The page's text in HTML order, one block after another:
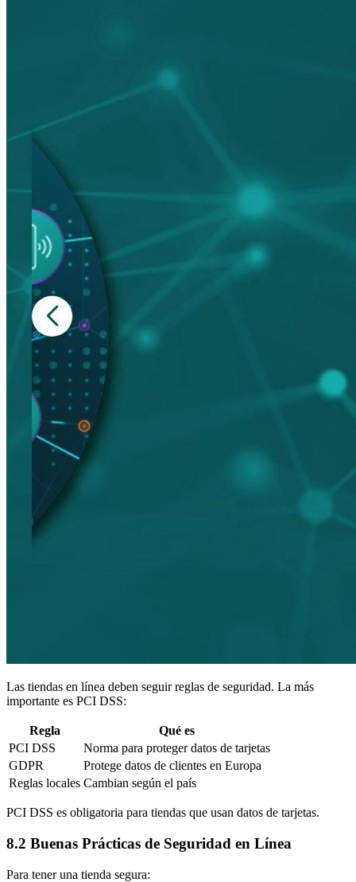
Las tiendas en línea deben seguir reglas de seguridad. La más
importante es PCI DSS:
Regla
Qué es
PCI DSS
Norma para proteger datos de tarjetas
GDPR
Protege datos de clientes en Europa
Reglas locales Cambian según el país
PCI DSS es obligatoria para tiendas que usan datos de tarjetas.
8.2 Buenas Prácticas de Seguridad en Línea
Para tener una tienda segura: